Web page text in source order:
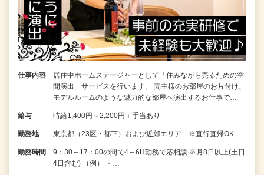
仕事内容
居住中ホームステージャーとして「住みながら売るための空
間演出」サービスを行います。 売主様のお部屋のお片付け、
モデルルームのような魅力的な部屋へ演出するお仕事で…
給与 時給1,400円～2,200円＋手当あり
勤務地 東京都（23区・都下）および近郊エリア ※直行直帰OK
勤務時間
9：30～17：00の間で4～6H勤務で応相談 ※月8日以上(土日
4日含む) （例） ・…